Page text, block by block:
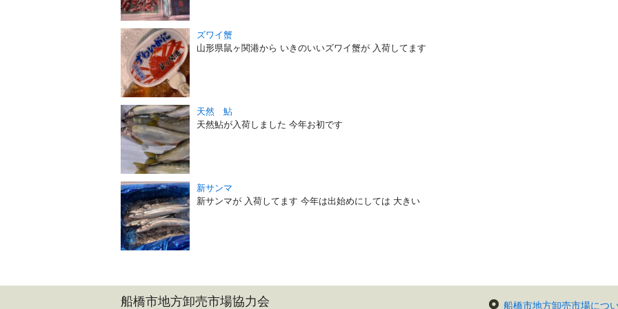
ズワイ蟹
山形県鼠ヶ関港から いきのいいズワイ蟹が 入荷してます
天然 鮎
天然鮎が入荷しました 今年お初です
新サンマ
新サンマが 入荷してます 今年は出始めにしては 大きい
船橋市地方卸売市場協力会 船橋市地方卸売市場につ